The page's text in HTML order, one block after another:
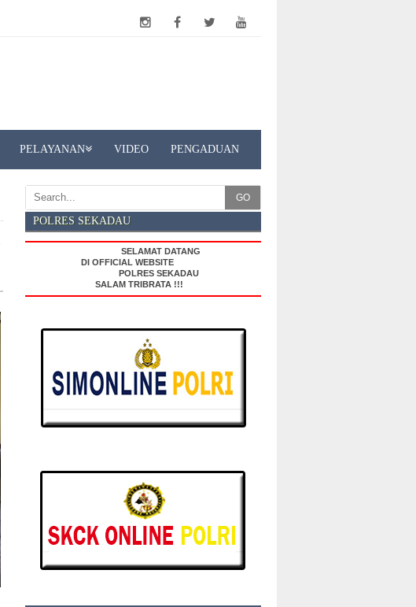
PELAYANAN VIDEO PENGADUAN
GO
POLRES SEKADAU
SELAMAT DATANG
DI OFFICIAL WEBSITE
POLRES SEKADAU
SALAM TRIBRATA !!!